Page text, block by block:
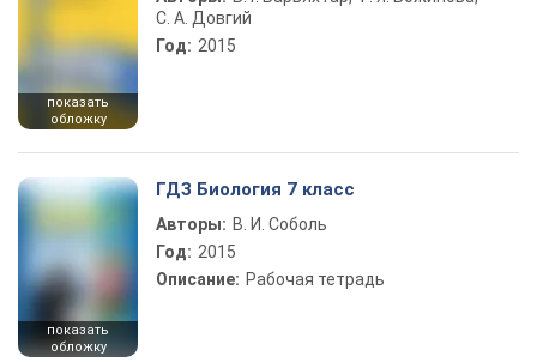
показать
обложку
С. А. Довгий
Год: 2015
показать
обложку
ГДЗ Биология 7 класс
Авторы: В. И. Соболь
Год: 2015
Описание: Рабочая тетрадь